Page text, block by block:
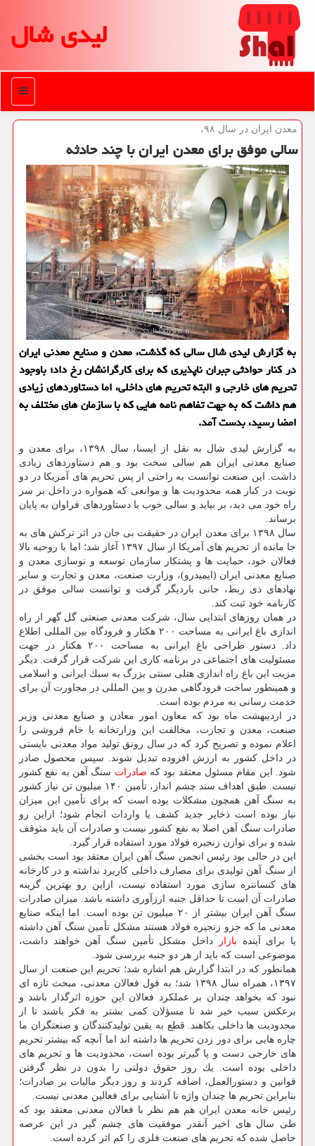
لیدی شال
منو
معدن ایران در سال ۹۸،
سالی موفق برای معدن ایران با چند حادثه
به گزارش لیدی شال سالی كه گذشت، معدن و صنایع معدنی ایران
در كنار حوادثی جبران ناپذیری كه برای كارگرانشان رخ داد؛ باوجود
تحریم های خارجی و البته تحریم های داخلی، اما دستاوردهای زیادی
هم داشت كه به جهت تفاهم نامه هایی كه با سازمان های مختلف به
امضا رسید، بدست آمد.
به گزارش لیدی شال به نقل از ایسنا، سال ۱۳۹۸، برای معدن و
صنایع معدنی ایران هم سالی سخت بود و هم دستاوردهای زیادی
داشت. این صنعت توانست به راحتی از پس تحریم های آمریكا در دو
نوبت در كنار همه محدودیت ها و موانعی كه همواره در داخل بر سر
راه خود می دید، بر بیاید و سالی خوب با دستاوردهای فراوان به پایان
برساند.
سال ۱۳۹۸ برای معدن ایران در حقیقت بی جان در اثر تركش های به
جا مانده از تحریم های آمریكا از سال ۱۳۹۷ آغاز شد؛ اما با روحیه بالا
فعالان خود، حمایت ها و پشتكار سازمان توسعه و نوسازی معدن و
صنایع معدنی ایران (ایمیدرو)، وزارت صنعت، معدن و تجارت و سایر
نهادهای ذی ربط، جانی باردیگر گرفت و توانست سالی موفق در
كارنامه خود ثبت كند.
در همان روزهای ابتدایی سال، شركت معدنی صنعتی گل گهر از راه
اندازی باغ ایرانی به مساحت ۲۰۰ هكتار و فرودگاه بین المللی اطلاع
داد. دستور طراحی باغ ایرانی به مساحت ۲۰۰ هكتار در جهت
مسئولیت های اجتماعی در برنامه كاری این شركت قرار گرفت. دیگر
مزیت این باغ راه اندازی هتلی سنتی بزرگ به سبك ایرانی و اسلامی
و همینطور ساخت فرودگاهی مدرن و بین المللی در مجاورت آن برای
خدمت رسانی به مردم بوده است.
در اردیبهشت ماه بود كه معاون امور معادن و صنایع معدنی وزیر
صنعت، معدن و تجارت، مخالفت این وزارتخانه با خام فروشی را
اعلام نموده و تصریح كرد كه در سال رونق تولید مواد معدنی بایستی
در داخل كشور به ارزش افزوده تبدیل شوند. سپس محصول صادر
شود. این مقام مسئول معتقد بود كه صادرات سنگ آهن به نفع كشور
نیست. طبق اهداف سند چشم انداز، تأمین ۱۴۰ میلیون تن نیاز كشور
به سنگ آهن همچون مشكلات بوده است كه برای تأمین این میزان
نیاز بوده است ذخایر جدید كشف یا واردات انجام شود؛ ازاین رو
صادرات سنگ آهن اصلا به نفع كشور نیست و صادرات آن باید متوقف
شده و برای توازن زنجیره فولاد مورد استفاده قرار گیرد.
این در حالی بود رئیس انجمن سنگ آهن ایران معتقد بود است بخشی
از سنگ آهن تولیدی برای مصارف داخلی كاربرد نداشته و در كارخانه
های كنسانتره سازی مورد استفاده نیست، ازاین رو بهترین گزینه
صادرات آن است تا حداقل جنبه ارزآوری داشته باشد. میزان صادرات
سنگ آهن ایران بیشتر از ۲۰ میلیون تن بوده است. اما اینكه صنایع
معدنی ما كه جزو زنجیره فولاد هستند مشكل تأمین سنگ آهن داشته
یا برای آینده بازار
داخل مشكل تأمین سنگ آهن خواهند داشت،
موضوعی است كه باید از هر دو جنبه بررسی شود.
همانطور كه در ابتدا گزارش هم اشاره شد؛ تحریم این صنعت از سال
۱۳۹۷، همراه سال ۱۳۹۸ شد؛ به قول فعالان معدنی، مبحث تازه ای
نبود كه بخواهد چندان بر عملكرد فعالان این حوزه اثرگذار باشد و
برعكس سبب خیر شد تا مسؤلان كمی بشتر به فكر باشند تا از
محدودیت ها داخلی بكاهند. قطع به یقین تولیدكنندگان و صنعتگران ما
چاره هایی برای دور زدن تحریم ها داشته اند اما آنچه كه بیشتر تحریم
های خارجی دست و پا گیرتر بوده است، محدودیت ها و تحریم های
داخلی بوده است. یك روز حقوق دولتی را بدون در نظر گرفتن
قوانین و دستورالعمل، اضافه كردند و روز دیگر مالیات بر صادرات؛
بنابراین تحریم ها چندان واژه نا آشنایی برای فعالین معدنی نیست.
رئیس خانه معدن ایران هم هم نظر با فعالان معدنی معتقد بود كه
طی سال های اخیر آنقدر موفقیت های چشم گیر در این عرصه
حاصل شده كه تحریم های صنعت فلزی را كم اثر كرده است.